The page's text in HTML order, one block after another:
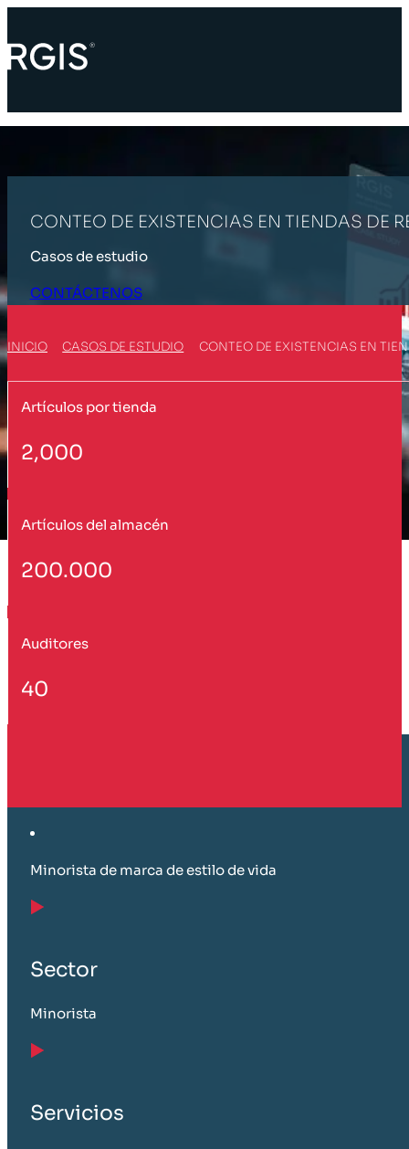
CONTEO DE EXISTENCIAS EN TIENDAS DE
Casos de estudio
CONTÁCTENOS
INICIO CASOS DE ESTUDIO CONTEO DE EXISTENCIAS EN
Artículos por tienda
2,000
Artículos del almacén
200.000
Auditores
40
Minorista de marca de estilo de vida
Sector
Minorista
Servicios